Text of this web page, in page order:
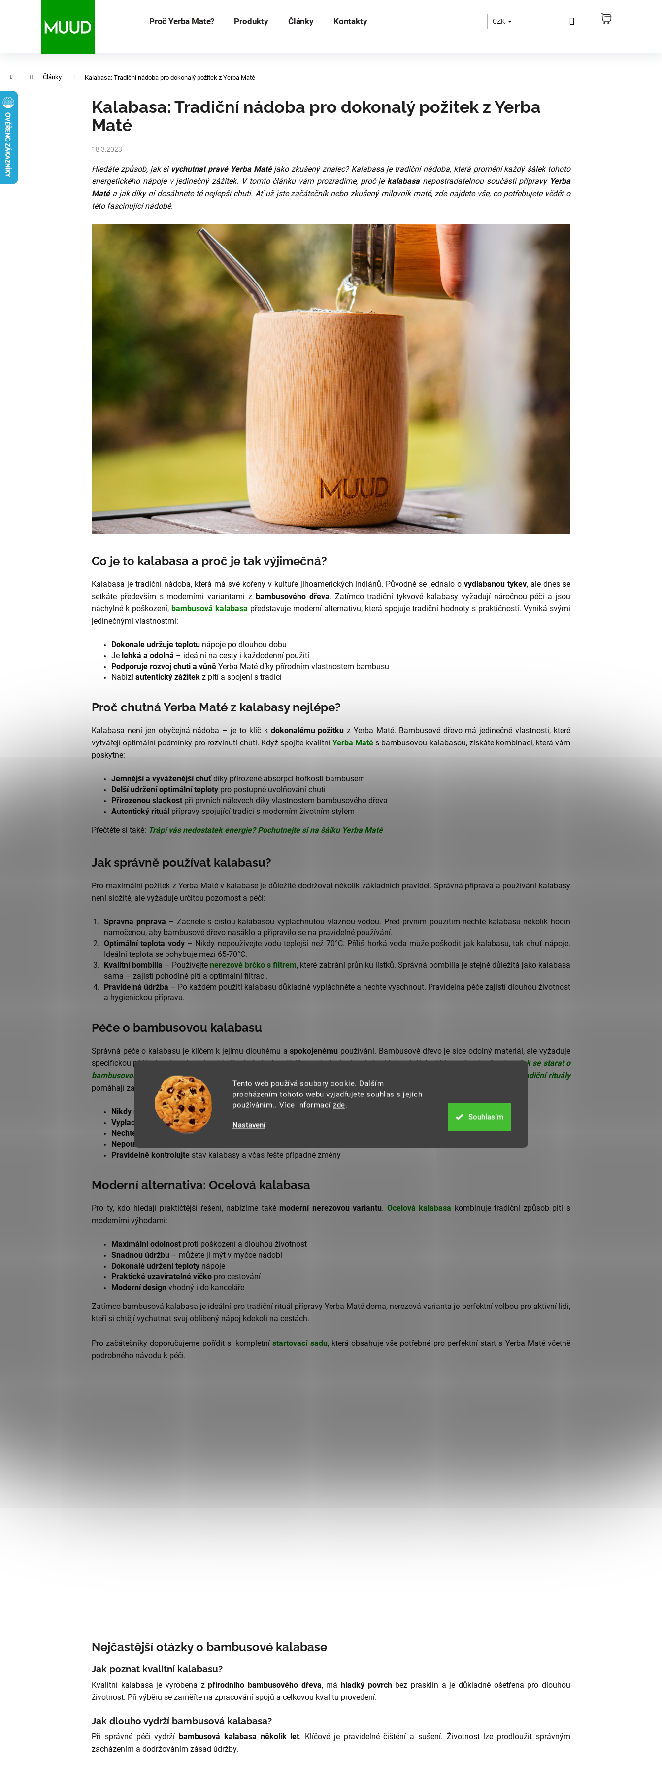
Tento web používá soubory cookie. Dalším
procházením tohoto webu vyjadřujete souhlas s jejich
používáním.. Více informací zde.
Nastavení
Souhlasím
Proč Yerba Mate? Produkty Články Kontakty CZK PřihlášeníNákupní
Domů Články Kalabasa: Tradiční nádoba pro dokonalý požitek z Yerba Maté
Kalabasa: Tradiční nádoba pro dokonalý požitek z Yerba
Maté
18.3.2023
Hledáte způsob, jak si vychutnat pravé Yerba Matéjako zkušený znalec? Kalabasa je tradiční nádoba, která promění každý šálek tohoto
energetického nápoje v jedinečný zážitek. V tomto článku vám prozradíme, proč je kalabasanepostradatelnou součástí přípravy Yerba
Matéa jak díky ní dosáhnete té nejlepší chuti. Ať už jste začátečník nebo zkušený milovník maté, zde najdete vše, co potřebujete vědět o
této fascinující nádobě.
Co je to kalabasa a proč je tak výjimečná?
Kalabasa je tradiční nádoba, která má své kořeny v kultuře jihoamerických indiánů. Původně se jednalo ovydlabanou tykev, ale dnes se
setkáte především s moderními variantami z bambusového dřeva. Zatímco tradiční tykvové kalabasy vyžadují náročnou péči a jsou
náchylné k poškození, bambusová kalabasa představuje moderní alternativu, která spojuje tradiční hodnoty s praktičností. Vyniká svými
jedinečnými vlastnostmi:
Dokonale udržuje teplotu nápoje po dlouhou dobu
Je lehká a odolná – ideální na cesty i každodenní použití
Podporuje rozvoj chuti a vůně Yerba Maté díky přírodním vlastnostem bambusu
Nabízí autentický zážitek z pití a spojení s tradicí
Proč chutná Yerba Maté z kalabasy nejlépe?
Kalabasa není jen obyčejná nádoba – je to klíč k dokonalému požitku z Yerba Maté. Bambusové dřevo má jedinečné vlastnosti, které
vytvářejí optimální podmínky pro rozvinutí chuti. Když spojíte kvalitníYerba Maté s bambusovou kalabasou, získáte kombinaci, která vám
poskytne:
Jemnější a vyváženější chuťdíky přirozené absorpci hořkosti bambusem
Delší udržení optimální teploty pro postupné uvolňování chuti
Přirozenou sladkost při prvních nálevech díky vlastnostem bambusového dřeva
Autentický rituál přípravy spojující tradici s moderním životním stylem
Přečtěte si také: Trápí vás nedostatek energie? Pochutnejte si na šálku Yerba Maté
Jak správně používat kalabasu?
Pro maximální požitek z Yerba Maté v kalabase je důležité dodržovat několik základních pravidel. Správná příprava a používání kalabasy
není složité, ale vyžaduje určitou pozornost a péči:
Správná příprava – Začněte s čistou kalabasou vypláchnutou vlažnou vodou. Před prvním použitím nechte kalabasu několik hodin
namočenou, aby bambusové dřevo nasáklo a připravilo se na pravidelné používání.
Optimální teplota vody– Nikdy nepoužívejte vodu teplejší než 70°C. Příliš horká voda může poškodit jak kalabasu, tak chuť nápoje.
Ideální teplota se pohybuje mezi 65-70°C.
Kvalitní bombilla – Používejte nerezové brčko s filtrem, které zabrání průniku lístků. Správná bombilla je stejně důležitá jako kalabasa
sama – zajistí pohodlné pití a optimální filtraci.
Pravidelná údržba – Po každém použití kalabasu důkladně vypláchněte a nechte vyschnout. Pravidelná péče zajistí dlouhou životnost
a hygienickou přípravu.
Péče o bambusovou kalabasu
Správná péče o kalabasu je klíčem k jejímu dlouhému aspokojenému používání. Bambusové dřevo je sice odolný materiál, ale vyžaduje
specifickou péči, aby si zachoval své jedinečné vlastnosti. Pro podrobný návod si můžete přečíst náš komplexní průvodceJak se starat o
bambusovou kalabasu?A pokud vás zajímá širší kontext a historie, doporučujeme také článek o tom, jak
Yerba Maté a tradiční rituály
pomáhají zachovat autenticitu tohoto nápoje. Zde jsou základní principy péče:
Nikdy nenechávejtev kalabase nápoj přes noc – vlhkost by mohla poškodit dřevo
Vyplachujte pouze čistou vodou
bez saponátů, které by mohly narušit přírodní vlastnosti bambusu
Nechte důkladně vyschnout
Nepoužívejte myčku
Pravidelně kontrolujte stav kalabasy a včas řešte případné změny
Moderní alternativa: Ocelová kalabasa
Pro ty, kdo hledají praktičtější řešení, nabízíme také moderní nerezovou variantu. Ocelová kalabasa kombinuje tradiční způsob pití s
moderními výhodami:
Maximální odolnost proti poškození a dlouhou životnost
Snadnou údržbu – můžete ji mýt v myčce nádobí
Dokonalé udržení teploty nápoje
Praktické uzavíratelné víčko pro cestování
Moderní design vhodný i do kanceláře
Zatímco bambusová kalabasa je ideální pro tradiční rituál přípravy Yerba Maté doma, nerezová varianta je perfektní volbou pro aktivní lidi,
kteří si chtějí vychutnat svůj oblíbený nápoj kdekoli na cestách.
Pro začátečníky doporučujeme pořídit si kompletnístartovací sadu, která obsahuje vše potřebné pro perfektní start s Yerba Maté včetně
podrobného návodu k péči.
Nejčastější otázky o bambusové kalabase
Jak poznat kvalitní kalabasu?
Kvalitní kalabasa je vyrobena zpřírodního bambusového dřeva, máhladký povrchbez prasklin a je důkladně ošetřena pro dlouhou
životnost. Při výběru se zaměřte na zpracování spojů a celkovou kvalitu provedení.
Jak dlouho vydrží bambusová kalabasa?
Při správné péči vydržíbambusová kalabasa několik let. Klíčové je pravidelné čištění a sušení. Životnost lze prodloužit správným
zacházením a dodržováním zásad údržby.
í
k
Zpět do
obchodu
Zpět do
obchodu
HLEDAT
MUUD BOMBILLA | BRČKO S FILTREM Z
- MIX S
ŘECKÝM HORSKÝM ČAJEM, KVĚTY
POMERANČOVNÍKU A MANGEM
290 Kč
BIO YERBA MATE PURE SPIRIT 400G
290 Kč